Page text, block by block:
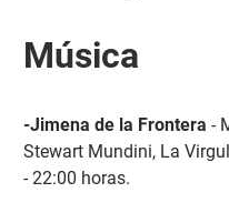
Música
-Jimena de la Frontera -
Stewart Mundini, La
- 22:00 horas.